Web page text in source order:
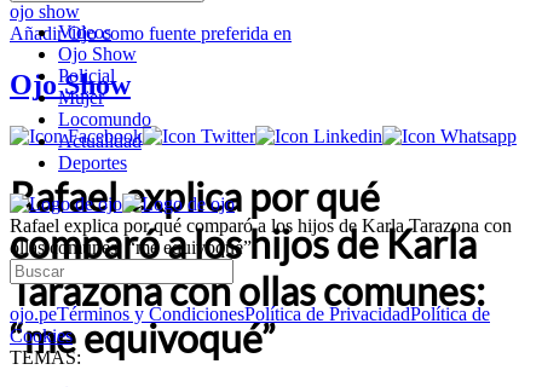
Videos
Ojo Show
Policial
Mujer
Locomundo
Actualidad
Deportes
Rafael explica por qué comparó a los hijos de Karla Tarazona con
ollas comunes: “me equivoqué”
ojo.peTérminos y CondicionesPolítica de PrivacidadPolítica de
Cookies
TEMAS:
ojo show
AñadirOjocomo fuente preferida en
Ojo Show
Rafael explica por qué
comparó a los hijos de Karla
Tarazona con ollas comunes:
“me equivoqué”